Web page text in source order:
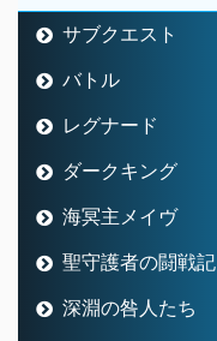
サブクエスト
バトル
レグナード
ダークキング
海冥主メイヴ
聖守護者の闘戦記
深淵の咎人たち